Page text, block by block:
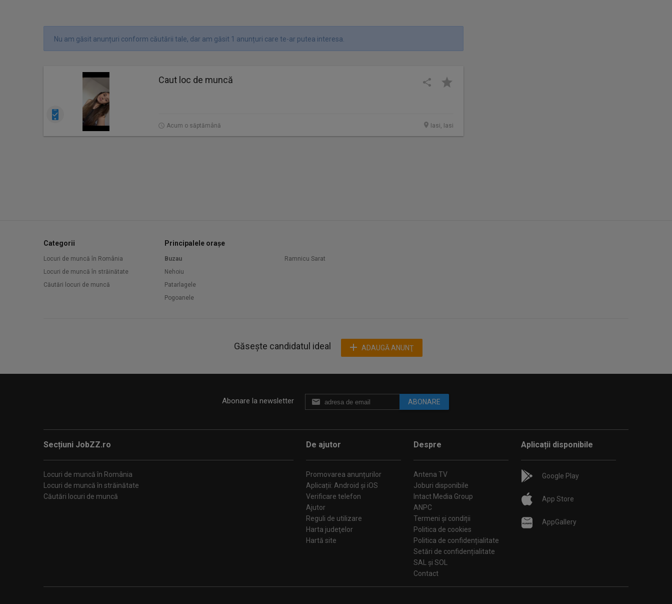
Nu am găsit anunțuri conform căutării tale, dar am găsit 1 anunțuri care te-ar putea interesa.
Caut loc de muncă
Acum o săptămână Iasi, Iasi
Categorii
Locuri de muncă în România
Locuri de muncă în străinătate
Căutări locuri de muncă
Principalele orașe
Buzau
Nehoiu
Patarlagele
Pogoanele
Ramnicu Sarat
Găsește candidatul ideal ADAUGĂ ANUNŢ
Abonare la newsletter ABONARE
Secțiuni JobZZ.ro
Locuri de muncă în România
Locuri de muncă în străinătate
Căutări locuri de muncă
De ajutor
Promovarea anunțurilor
Aplicații: Android și iOS
Verificare telefon
Ajutor
Reguli de utilizare
Harta judeţelor
Hartă site
Despre
Antena TV
Joburi disponibile
Intact Media Group
ANPC
Termeni și condiții
Politica de cookies
Politica de confidențialitate
Setări de confidențialitate
SAL și SOL
Contact
Aplicații disponibile
Google Play
App Store
AppGallery